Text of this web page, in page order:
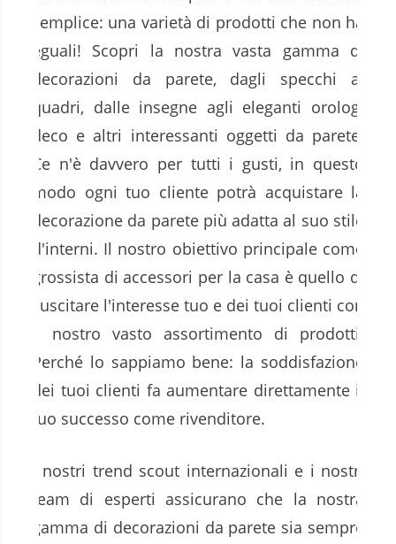
semplice: una varietà di prodotti che non ha
eguali! Scopri la nostra vasta gamma di
decorazioni da parete, dagli specchi ai
quadri, dalle insegne agli eleganti orologi
deco e altri interessanti oggetti da parete.
Ce n'è davvero per tutti i gusti, in questo
modo ogni tuo cliente potrà acquistare la
decorazione da parete più adatta al suo stile
d'interni. Il nostro obiettivo principale come
grossista di accessori per la casa è quello di
suscitare l'interesse tuo e dei tuoi clienti con
il nostro vasto assortimento di prodotti.
Perché lo sappiamo bene: la soddisfazione
dei tuoi clienti fa aumentare direttamente il
tuo successo come rivenditore.
I nostri trend scout internazionali e i nostri
team di esperti assicurano che la nostra
gamma di decorazioni da parete sia sempre